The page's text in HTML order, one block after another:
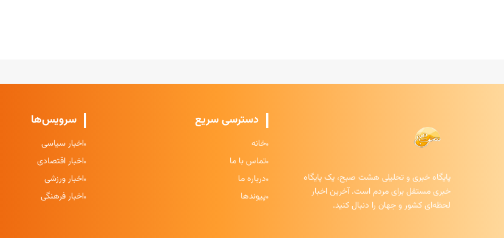
پایگاه خبری و تحلیلی هشت صبح، یک پایگاه
خبری مستقل برای مردم است. آخرین اخبار
لحظه‌ای کشور و جهان را دنبال کنید.
دسترسی سریع
خانه
تماس با ما
درباره ما
پیوندها
سرویس‌ها
اخبار سیاسی
اخبار اقتصادی
اخبار ورزشی
اخبار فرهنگی